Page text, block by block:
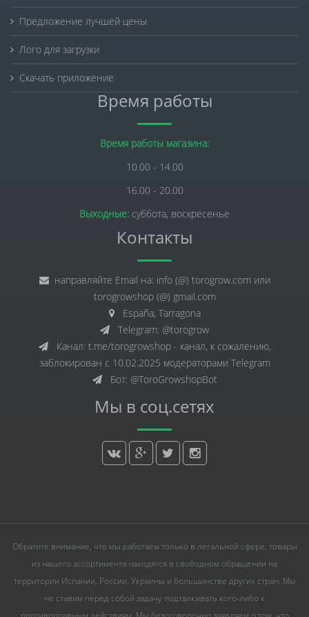
Предложение лучшей цены
Лого для загрузки
Скачать приложение
Время работы
Время работы магазина:
10.00 - 14.00
16.00 - 20.00
Выходные: суббота, воскресенье
Контакты
направляйте Email на: info (@) torogrow.com или
torogrowshop (@) gmail.com
España, Tarragona
Telegram: @torogrow
Канал: t.me/torogrowshop - канал, к сожалению,
заблокирован с 10.02.2025 модераторами Telegram
Бот: @ToroGrowshopBot
Мы в соц.сетях
Обратите внимание, что мы работаем только в легальной сфере, товары
из нашего ассортимента находятся в свободном обращении на
территории Испании, России, Украины и большинстве других стран. Мы
не ставим перед собой задачу подталкивать кого-либо к